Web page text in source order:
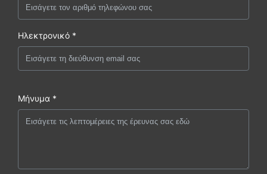
Ηλεκτρονικό *
Μήνυμα *